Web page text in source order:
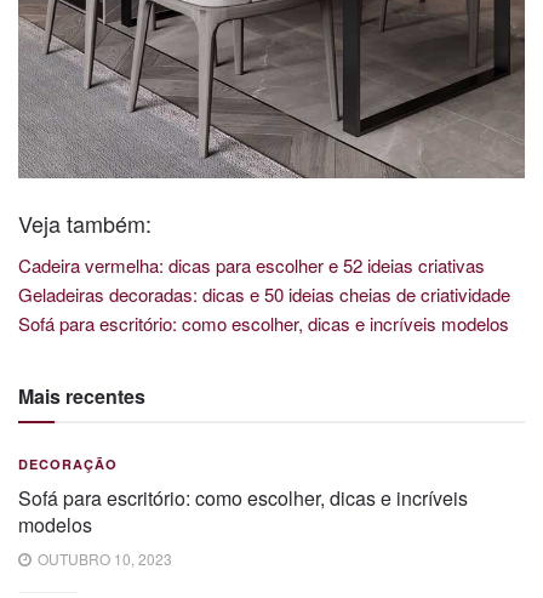
Veja também:
Cadeira vermelha: dicas para escolher e 52 ideias criativas
Geladeiras decoradas: dicas e 50 ideias cheias de criatividade
Sofá para escritório: como escolher, dicas e incríveis modelos
Mais recentes
DECORAÇÃO
Sofá para escritório: como escolher, dicas e incríveis
modelos
OUTUBRO 10, 2023